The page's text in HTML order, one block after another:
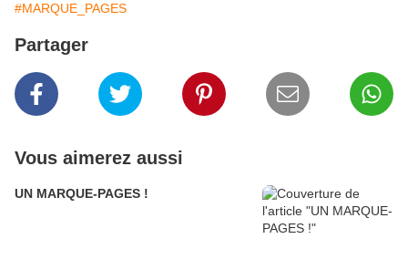
#MARQUE_PAGES
Partager
Vous aimerez aussi
UN MARQUE-PAGES !